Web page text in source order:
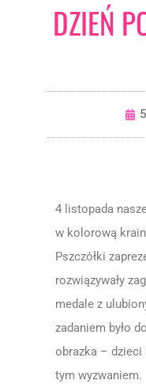
DZIEŃ
4 listopada
w kolorową
Pszczółki
rozwiązywały
medale z
zadaniem było
obrazka – dzieci
tym wyzwaniem.